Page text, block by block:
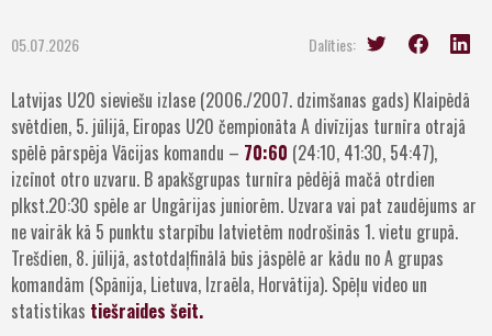
05.07.2026 Dalīties:
Latvijas U20 sieviešu izlase (2006./2007. dzimšanas gads) Klaipēdā
svētdien, 5. jūlijā, Eiropas U20 čempionāta A divīzijas turnīra otrajā
spēlē pārspēja Vācijas komandu – 70:60 (24:10, 41:30, 54:47),
izcīnot otro uzvaru. B apakšgrupas turnīra pēdējā mačā otrdien
plkst.20:30 spēle ar Ungārijas juniorēm. Uzvara vai pat zaudējums ar
ne vairāk kā 5 punktu starpību latvietēm nodrošinās 1. vietu grupā.
Trešdien, 8. jūlijā, astotdaļfinālā būs jāspēlē ar kādu no A grupas
komandām (Spānija, Lietuva, Izraēla, Horvātija). Spēļu video un
statistikas tiešraides šeit.